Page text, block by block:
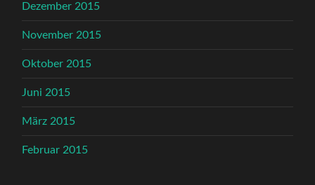
Dezember 2015
November 2015
Oktober 2015
Juni 2015
März 2015
Februar 2015